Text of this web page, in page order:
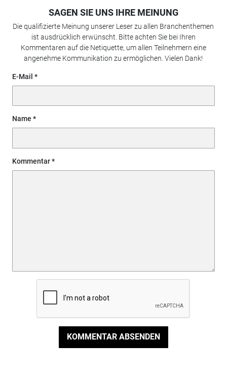
SAGEN SIE UNS IHRE MEINUNG
Die qualifizierte Meinung unserer Leser zu allen Branchenthemen
ist ausdrücklich erwünscht. Bitte achten Sie bei Ihren
Kommentaren auf die Netiquette, um allen Teilnehmern eine
angenehme Kommunikation zu ermöglichen. Vielen Dank!
E-Mail
Name
Kommentar
KOMMENTAR ABSENDEN